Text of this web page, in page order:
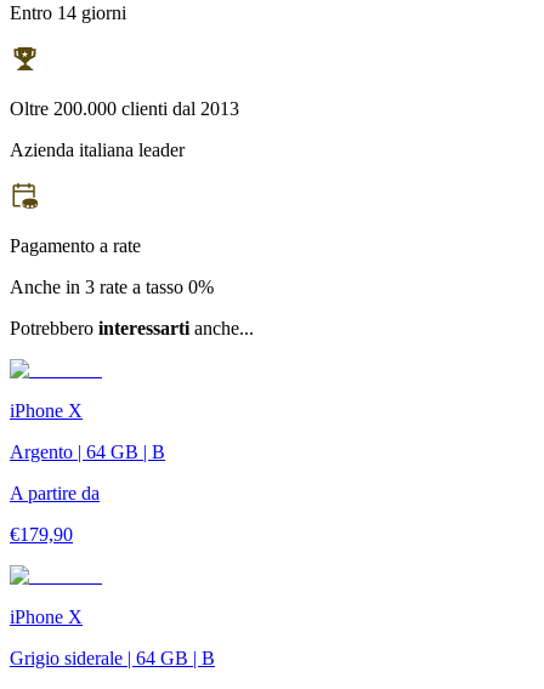
Entro 14 giorni
Oltre 200.000 clienti dal 2013
Azienda italiana leader
Pagamento a rate
Anche in 3 rate a tasso 0%
Potrebbero interessarti anche...
iPhone X
Argento | 64 GB | B
A partire da
€179,90
iPhone X
Grigio siderale | 64 GB | B